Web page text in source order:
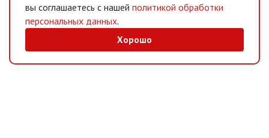
вы соглашаетесь с нашей политикой обработки
персональных данных.
Хорошо